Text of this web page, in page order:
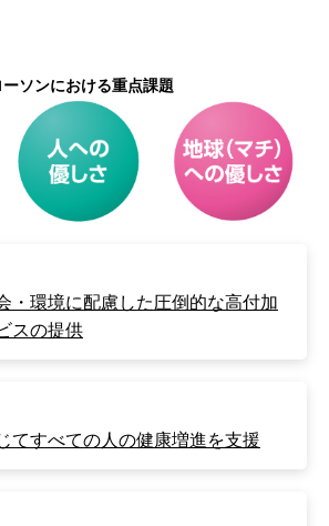
ーソンにおける重点課題
・環境に配慮した圧倒的な高付加
スの提供
てすべての人の健康増進を支援